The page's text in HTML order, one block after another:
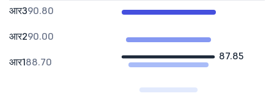
87.85
आर390.80
आर290.00
आर188.70